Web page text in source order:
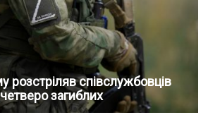
розстріляв співслужбовців
загиблих